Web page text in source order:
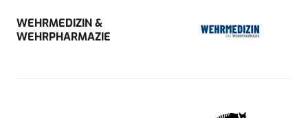
WEHRMEDIZIN &
WEHRPHARMAZIE